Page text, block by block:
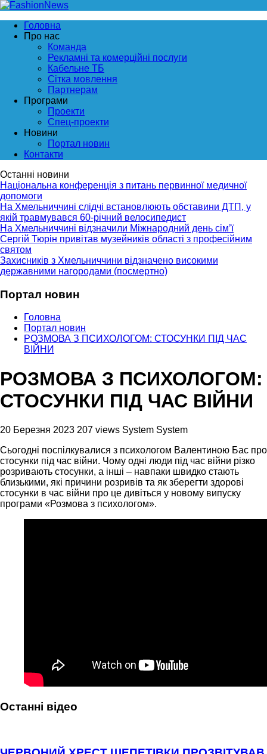
Головна
Про нас
Команда
Рекламні та комерційні послуги
Кабельне ТБ
Сітка мовлення
Партнерам
Програми
Проекти
Спец-проекти
Новини
Портал новин
Контакти
Останні новини
Національна конференція з питань первинної медичної
допомоги
На Хмельниччині слідчі встановлюють обставини ДТП, у
якій травмувався 60-річний велосипедист
На Хмельниччині відзначили Міжнародний день сім’ї
Сергій Тюрін привітав музейників області з професійним
святом
Захисників з Хмельниччини відзначено високими
державними нагородами (посмертно)
Портал новин
Головна
Портал новин
РОЗМОВА З ПСИХОЛОГОМ: СТОСУНКИ ПІД ЧАС
ВІЙНИ
РОЗМОВА З ПСИХОЛОГОМ:
СТОСУНКИ ПІД ЧАС ВІЙНИ
20 Березня 2023 207 views System System
Сьогодні поспілкувалися з психологом Валентиною Бас про
стосунки під час війни. Чому одні люди під час війни різко
розривають стосунки, а інші – навпаки швидко стають
близькими, які причини розривів та як зберегти здорові
стосунки в час війни про це дивіться у новому випуску
програми «Розмова з психологом».
Останні відео